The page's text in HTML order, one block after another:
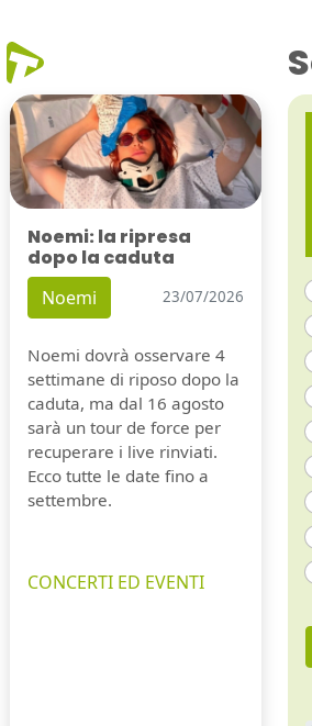
Noemi: la ripresa
dopo la caduta
Noemi 23/07/2026
Noemi dovrà osservare 4
settimane di riposo dopo la
caduta, ma dal 16 agosto
sarà un tour de force per
recuperare i live rinviati.
Ecco tutte le date fino a
settembre.
CONCERTI ED EVENTI